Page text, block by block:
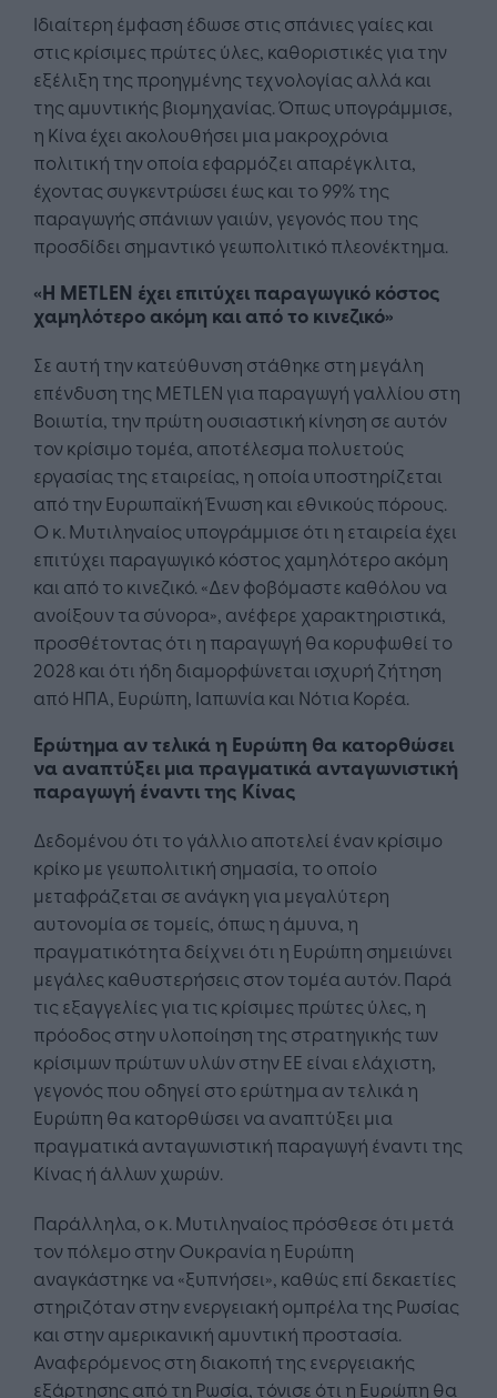
Ιδιαίτερη έμφαση έδωσε στις σπάνιες γαίες και
στις κρίσιμες πρώτες ύλες, καθοριστικές για την
εξέλιξη της προηγμένης τεχνολογίας αλλά και
της αμυντικής βιομηχανίας. Όπως υπογράμμισε,
η Κίνα έχει ακολουθήσει μια μακροχρόνια
πολιτική την οποία εφαρμόζει απαρέγκλιτα,
έχοντας συγκεντρώσει έως και το 99% της
παραγωγής σπάνιων γαιών, γεγονός που της
προσδίδει σημαντικό γεωπολιτικό πλεονέκτημα.
«Η METLEN έχει επιτύχει παραγωγικό κόστος
χαμηλότερο ακόμη και από το κινεζικό»
Σε αυτή την κατεύθυνση στάθηκε στη μεγάλη
επένδυση της METLEN για παραγωγή γαλλίου στη
Βοιωτία, την πρώτη ουσιαστική κίνηση σε αυτόν
τον κρίσιμο τομέα, αποτέλεσμα πολυετούς
εργασίας της εταιρείας, η οποία υποστηρίζεται
από την Ευρωπαϊκή Ένωση και εθνικούς πόρους.
Ο κ. Μυτιληναίος υπογράμμισε ότι η εταιρεία έχει
επιτύχει παραγωγικό κόστος χαμηλότερο ακόμη
και από το κινεζικό. «Δεν φοβόμαστε καθόλου να
ανοίξουν τα σύνορα», ανέφερε χαρακτηριστικά,
προσθέτοντας ότι η παραγωγή θα κορυφωθεί το
2028 και ότι ήδη διαμορφώνεται ισχυρή ζήτηση
από ΗΠΑ, Ευρώπη, Ιαπωνία και Νότια Κορέα.
Ερώτημα αν τελικά η Ευρώπη θα κατορθώσει
να αναπτύξει μια πραγματικά ανταγωνιστική
παραγωγή έναντι της Κίνας
Δεδομένου ότι το γάλλιο αποτελεί έναν κρίσιμο
κρίκο με γεωπολιτική σημασία, το οποίο
μεταφράζεται σε ανάγκη για μεγαλύτερη
αυτονομία σε τομείς, όπως η άμυνα, η
πραγματικότητα δείχνει ότι η Ευρώπη σημειώνει
μεγάλες καθυστερήσεις στον τομέα αυτόν. Παρά
τις εξαγγελίες για τις κρίσιμες πρώτες ύλες, η
πρόοδος στην υλοποίηση της στρατηγικής των
κρίσιμων πρώτων υλών στην ΕΕ είναι ελάχιστη,
γεγονός που οδηγεί στο ερώτημα αν τελικά η
Ευρώπη θα κατορθώσει να αναπτύξει μια
πραγματικά ανταγωνιστική παραγωγή έναντι της
Κίνας ή άλλων χωρών.
Παράλληλα, ο κ. Μυτιληναίος πρόσθεσε ότι μετά
τον πόλεμο στην Ουκρανία η Ευρώπη
αναγκάστηκε να «ξυπνήσει», καθώς επί δεκαετίες
στηριζόταν στην ενεργειακή ομπρέλα της Ρωσίας
και στην αμερικανική αμυντική προστασία.
Αναφερόμενος στη διακοπή της ενεργειακής
εξάρτησης από τη Ρωσία, τόνισε ότι η Ευρώπη θα